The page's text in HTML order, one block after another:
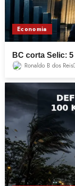
Economia
BC corta Selic:
Ronaldo B dos Reis